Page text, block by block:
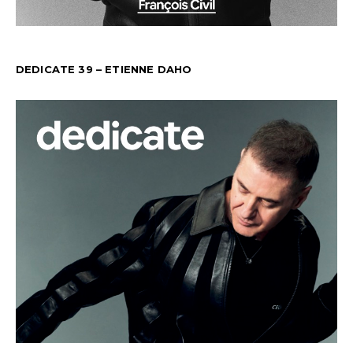
DEDICATE 39 – ETIENNE DAHO